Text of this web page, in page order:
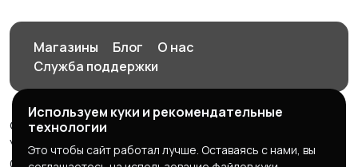
Магазины Блог
О нас
Служба поддержки
© 2026 Орен-АЙ - Авто | Недвижимость | Работа |
Услуги
Используем куки и рекомендательные
технологии
Это чтобы сайт работал лучше. Оставаясь с нами, вы